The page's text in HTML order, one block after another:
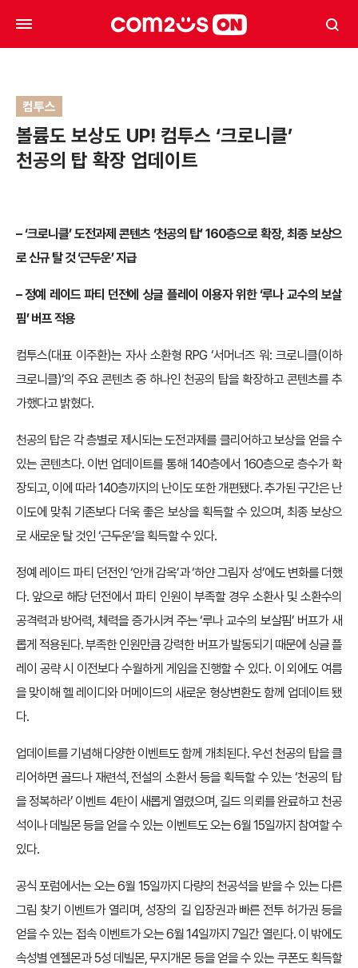
컴투스
볼륨도 보상도 UP! 컴투스 ‘크로니클’
천공의 탑 확장 업데이트
– ‘크로니클’ 도전과제 콘텐츠 ‘천공의 탑’ 160층으로 확장, 최종 보상으
로 신규 탈 것 ‘근두운’ 지급
– 정예 레이드 파티 던전에 싱글 플레이 이용자 위한 ‘루나 교수의 보살
핌’ 버프 적용
컴투스(대표 이주환)는 자사 소환형 RPG ‘서머너즈 워: 크로니클(이하
크로니클)’의 주요 콘텐츠 중 하나인 천공의 탑을 확장하고 콘텐츠를 추
가했다고 밝혔다.
천공의 탑은 각 층별로 제시되는 도전과제를 클리어하고 보상을 얻을 수
있는 콘텐츠다. 이번 업데이트를 통해 140층에서 160층으로 층수가 확
장되고, 이에 따라 140층까지의 난이도 또한 개편됐다. 추가된 구간은 난
이도에 맞춰 기존보다 더욱 좋은 보상을 획득할 수 있으며, 최종 보상으
로 새로운 탈 것인 ‘근두운’을 획득할 수 있다.
정예 레이드 파티 던전인 ‘안개 감옥’과 ‘하얀 그림자 성’에도 변화를 더했
다. 앞으로 해당 던전에서 파티 인원이 부족할 경우 소환사 및 소환수의
공격력과 방어력, 체력을 증가시켜 주는 ‘루나 교수의 보살핌’ 버프가 새
롭게 적용된다. 부족한 인원만큼 강력한 버프가 발동되기 때문에 싱글 플
레이 공략 시 이전보다 수월하게 게임을 진행할 수 있다. 이 외에도 여름
을 맞이해 헬 레이디와 머메이드의 새로운 형상변환도 함께 업데이트 됐
다.
업데이트를 기념해 다양한 이벤트도 함께 개최된다. 우선 천공의 탑을 클
리어하면 골드나 재련석, 전설의 소환서 등을 획득할 수 있는 ‘천공의 탑
을 정복하라’ 이벤트 4탄이 새롭게 열렸으며, 길드 의뢰를 완료하고 천공
석이나 데빌몬 등을 얻을 수 있는 이벤트도 오는 6월 15일까지 참여할 수
있다.
공식 포럼에서는 오는 6월 15일까지 다량의 천공석을 받을 수 있는 다른
그림 찾기 이벤트가 열리며, 성장의 길 입장권과 빠른 전투 허가권 등을
얻을 수 있는 접속 이벤트가 오는 6월 14일까지 7일간 열린다. 이 밖에도
속성별 엔젤몬과 5성 데빌몬, 무지개몬 등을 얻을 수 있는 쿠폰도 획득할